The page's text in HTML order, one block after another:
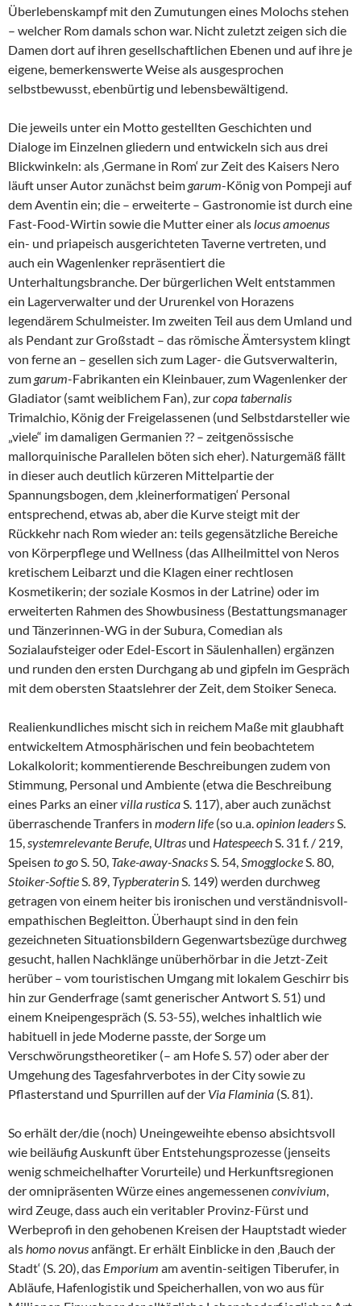
Überlebenskampf mit den Zumutungen eines Molochs stehen
– welcher Rom damals schon war. Nicht zuletzt zeigen sich die
Damen dort auf ihren gesellschaftlichen Ebenen und auf ihre je
eigene, bemerkenswerte Weise als ausgesprochen
selbstbewusst, ebenbürtig und lebensbewältigend.
Die jeweils unter ein Motto gestellten Geschichten und
Dialoge im Einzelnen gliedern und entwickeln sich aus drei
Blickwinkeln: als ‚Germane in Rom‘ zur Zeit des Kaisers Nero
läuft unser Autor zunächst beim garum-König von Pompeji auf
dem Aventin ein; die – erweiterte – Gastronomie ist durch eine
Fast-Food-Wirtin sowie die Mutter einer als locus amoenus
ein- und priapeisch ausgerichteten Taverne vertreten, und
auch ein Wagenlenker repräsentiert die
Unterhaltungsbranche. Der bürgerlichen Welt entstammen
ein Lagerverwalter und der Ururenkel von Horazens
legendärem Schulmeister. Im zweiten Teil aus dem Umland und
als Pendant zur Großstadt – das römische Ämtersystem klingt
von ferne an – gesellen sich zum Lager- die Gutsverwalterin,
zum garum-Fabrikanten ein Kleinbauer, zum Wagenlenker der
Gladiator (samt weiblichem Fan), zurcopa tabernalis
Trimalchio, König der Freigelassenen (und Selbstdarsteller wie
„viele“ im damaligen Germanien ?? – zeitgenössische
mallorquinische Parallelen böten sich eher). Naturgemäß fällt
in dieser auch deutlich kürzeren Mittelpartie der
Spannungsbogen, dem ‚kleinerformatigen‘ Personal
entsprechend, etwas ab, aber die Kurve steigt mit der
Rückkehr nach Rom wieder an: teils gegensätzliche Bereiche
von Körperpflege und Wellness (das Allheilmittel von Neros
kretischem Leibarzt und die Klagen einer rechtlosen
Kosmetikerin; der soziale Kosmos in der Latrine) oder im
erweiterten Rahmen des Showbusiness (Bestattungsmanager
und Tänzerinnen-WG in der Subura, Comedian als
Sozialaufsteiger oder Edel-Escort in Säulenhallen) ergänzen
und runden den ersten Durchgang ab und gipfeln im Gespräch
mit dem obersten Staatslehrer der Zeit, dem Stoiker Seneca.
Realienkundliches mischt sich in reichem Maße mit glaubhaft
entwickeltem Atmosphärischen und fein beobachtetem
Lokalkolorit; kommentierende Beschreibungen zudem von
Stimmung, Personal und Ambiente (etwa die Beschreibung
eines Parks an einervilla rusticaS. 117), aber auch zunächst
überraschende Tranfers in modern life (so u.a.opinion leadersS.
15,systemrelevante Berufe, Ultras und HatespeechS. 31 f. / 219,
Speisen to goS. 50, Take-away-SnacksS. 54,SmogglockeS. 80,
Stoiker-SoftieS. 89, TypberaterinS. 149) werden durchweg
getragen von einem heiter bis ironischen und verständnisvoll-
empathischen Begleitton. Überhaupt sind in den fein
gezeichneten Situationsbildern Gegenwartsbezüge durchweg
gesucht, hallen Nachklänge unüberhörbar in die Jetzt-Zeit
herüber – vom touristischen Umgang mit lokalem Geschirr bis
hin zur Genderfrage (samt generischer Antwort S. 51) und
einem Kneipengespräch (S. 53-55), welches inhaltlich wie
habituell in jede Moderne passte, der Sorge um
Verschwörungstheoretiker (– am Hofe S. 57) oder aber der
Umgehung des Tagesfahrverbotes in der City sowie zu
Pflasterstand und Spurrillen auf der Via Flaminia (S. 81).
So erhält der/die (noch) Uneingeweihte ebenso absichtsvoll
wie beiläufig Auskunft über Entstehungsprozesse (jenseits
wenig schmeichelhafter Vorurteile) und Herkunftsregionen
der omnipräsenten Würze eines angemessenen convivium,
wird Zeuge, dass auch ein veritabler Provinz-Fürst und
Werbeprofi in den gehobenen Kreisen der Hauptstadt wieder
alshomo novusanfängt. Er erhält Einblicke in den ‚Bauch der
Stadt‘ (S. 20), das Emporium am aventin-seitigen Tiberufer, in
Abläufe, Hafenlogistik und Speicherhallen, von wo aus für